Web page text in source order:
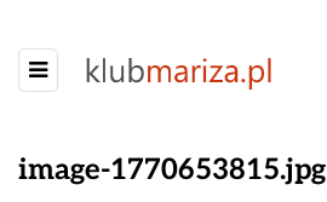
image-1770653815.jpg